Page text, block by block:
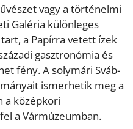
vagy a történelmi
Galéria különleges
a Papírra vetett ízek
gasztronómia és
fény. A solymári Sváb-
ismerhetik meg a
a középkori
a Vármúzeumban.